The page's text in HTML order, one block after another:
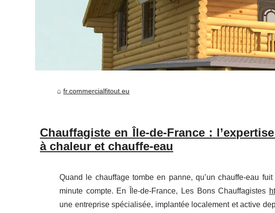
fr.commercialfitout.eu
Chauffagiste en Île-de-France :
à chaleur et chauffe-eau
Quand le chauffage tombe en panne, qu’un chauffe-eau
minute compte. En Île-de-France, Les Bons Chauffagistes
une entreprise spécialisée, implantée localement et active